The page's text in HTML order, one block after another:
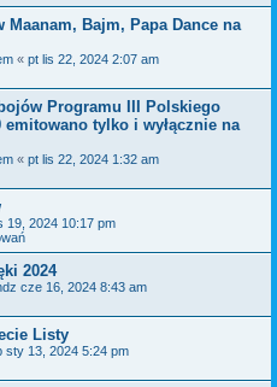
Maanam, Bajm, Papa Dance na
« pt lis 22, 2024 2:07 am
Programu III Polskiego
emitowano tylko i wyłącznie na
« pt lis 22, 2024 1:32 am
19, 2024 10:17 pm
2024
cze 16, 2024 8:43 am
Listy
sty 13, 2024 5:24 pm